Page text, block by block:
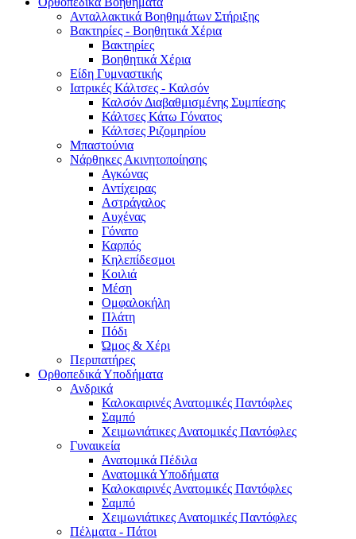
Ανταλλακτικά Βοηθημάτων Στήριξης
Βακτηρίες - Βοηθητικά Χέρια
Βακτηρίες
Βοηθητικά Χέρια
Είδη Γυμναστικής
Ιατρικές Κάλτσες - Καλσόν
Καλσόν Διαβαθμισμένης Συμπίεσης
Κάλτσες Κάτω Γόνατος
Κάλτσες Ριζομηρίου
Μπαστούνια
Νάρθηκες Ακινητοποίησης
Αγκώνας
Αντίχειρας
Αστράγαλος
Αυχένας
Γόνατο
Καρπός
Κηλεπίδεσμοι
Κοιλιά
Μέση
Ομφαλοκήλη
Πλάτη
Πόδι
Ώμος & Χέρι
Περιπατήρες
Ορθοπεδικά Υποδήματα
Ανδρικά
Καλοκαιρινές Ανατομικές Παντόφλες
Σαμπό
Χειμωνιάτικες Ανατομικές Παντόφλες
Γυναικεία
Ανατομικά Πέδιλα
Ανατομικά Υποδήματα
Καλοκαιρινές Ανατομικές Παντόφλες
Σαμπό
Χειμωνιάτικες Ανατομικές Παντόφλες
Πέλματα - Πάτοι